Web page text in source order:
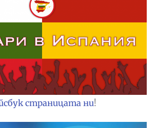
страницата ни!